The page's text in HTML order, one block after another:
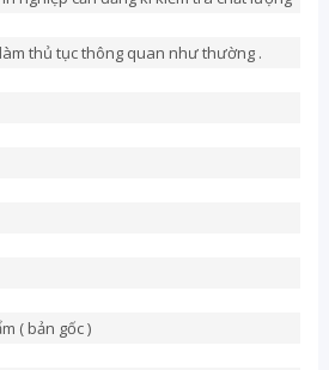
thủ tục thông quan như thường .
( bản gốc )